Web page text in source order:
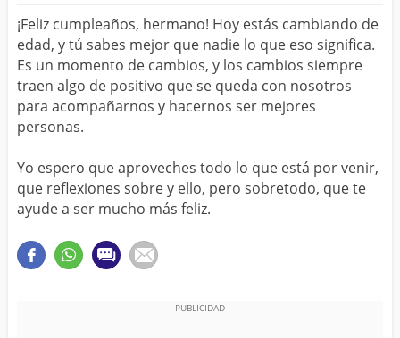
HERMANO
HIJO
NOVIA
ESPOSO
PAPA
HOMBRE
ALGUIEN ESPECIAL
PRIMO
¡Feliz cumpleaños, hermano! Hoy estás cambiando de
edad, y tú sabes mejor que nadie lo que eso significa.
Es un momento de cambios, y los cambios siempre
traen algo de positivo que se queda con nosotros
para acompañarnos y hacernos ser mejores
personas.
Yo espero que aproveches todo lo que está por venir,
que reflexiones sobre y ello, pero sobretodo, que te
ayude a ser mucho más feliz.